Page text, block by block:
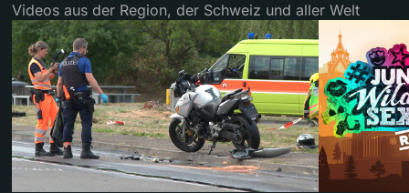
Videos aus der Region, der Schweiz und aller Welt